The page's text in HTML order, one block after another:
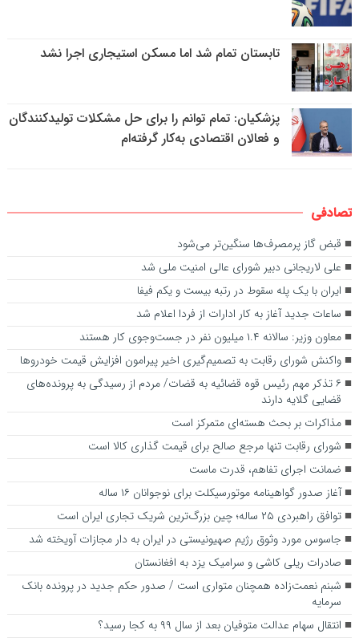
تابستان تمام شد اما مسکن استیجاری اجرا نشد
پزشکیان: تمام توانم را برای حل مشکلات تولیدکنندگان
و فعالان اقتصادی به‌کار گرفته‌ام
تصادفی
قبض گاز پرمصرف‌ها سنگین‌تر می‌شود
علی لاریجانی دبیر شورای عالی امنیت ملی شد
ایران با یک پله سقوط در رتبه بیست و یکم فیفا
ساعات جدید آغاز به کار ادارات از فردا اعلام شد
معاون وزیر: سالانه ۱.۴ میلیون نفر در جست‌وجوی کار هستند
واکنش شورای رقابت به تصمیم‌گیری اخیر پیرامون افزایش قیمت خودروها
۶ تذکر مهم رئیس قوه قضائیه به قضات/ مردم از رسیدگی به پرونده‌های
قضایی گلایه‌ دارند‌
مذاکرات بر بحث هسته‌ای متمرکز است
شورای رقابت تنها مرجع صالح برای قیمت گذاری کالا است
ضمانت اجرای تفاهم، قدرت ماست
آغاز صدور گواهینامه موتورسیکلت برای نوجوانان ۱۶ ساله
توافق راهبردی ۲۵ ساله؛ چین بزرگ‌ترین شریک تجاری ایران است
جاسوس مورد وثوق رژیم صهیونیستی در ایران به دار مجازات آویخته شد
صادرات ریلی کاشی و سرامیک یزد به افغانستان
شبنم نعمت‌زاده همچنان متواری است / صدور حکم جدید در پرونده بانک
سرمایه
انتقال سهام عدالت متوفیان بعد از سال ۹۹ به کجا رسید؟